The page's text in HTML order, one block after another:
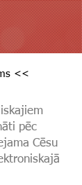
<<
pēc
Cēsu